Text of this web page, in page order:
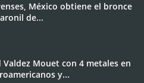
México obtiene el bronce
de...
Valdez Mouet con 4 metales en
y...